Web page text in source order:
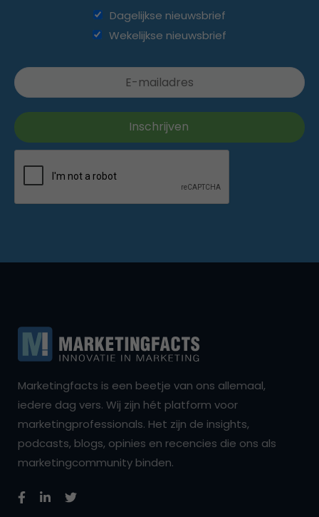
Dagelijkse nieuwsbrief
Wekelijkse nieuwsbrief
Marketingfacts is een beetje van ons allemaal,
iedere dag vers. Wij zijn hét platform voor
marketingprofessionals. Het zijn de insights,
podcasts, blogs, opinies en recencies die ons als
marketingcommunity binden.